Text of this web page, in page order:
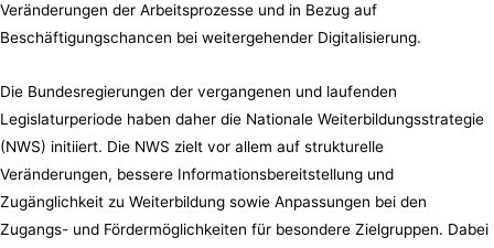
Veränderungen der Arbeitsprozesse und in Bezug auf
Beschäftigungschancen bei weitergehender Digitalisierung.
Die Bundesregierungen der vergangenen und laufenden
Legislaturperiode haben daher die Nationale Weiterbildungsstrategie
(NWS) initiiert. Die NWS zielt vor allem auf strukturelle
Veränderungen, bessere Informationsbereitstellung und
Zugänglichkeit zu Weiterbildung sowie Anpassungen bei den
Zugangs- und Fördermöglichkeiten für besondere Zielgruppen. Dabei